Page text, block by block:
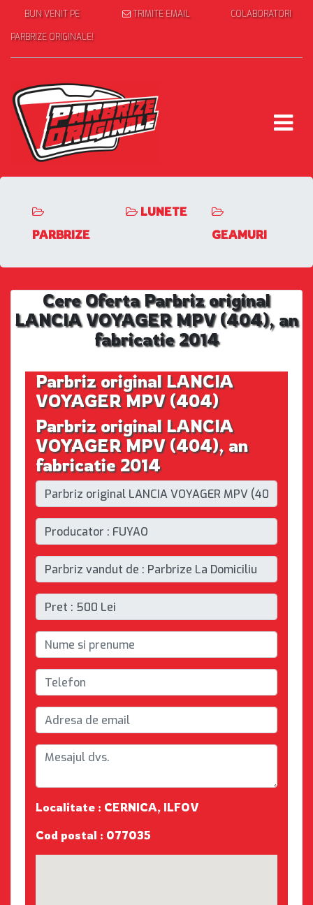
BUN VENIT PE
PARBRIZE ORIGINALE!
TRIMITE EMAIL COLABORATORI
PARBRIZE
LUNETE
GEAMURI
Cere Oferta Parbriz original
LANCIA VOYAGER MPV (404), an
fabricatie 2014
Parbriz original LANCIA
VOYAGER MPV (404)
Parbriz original LANCIA
VOYAGER MPV (404), an
fabricatie 2014
Localitate : CERNICA, ILFOV
Cod postal : 077035